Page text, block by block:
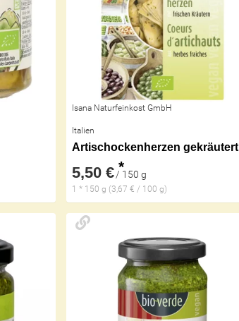
Isana Naturfeinkost GmbH
Italien
Artischockenherzen gekräutert
5,50 €*
/ 150 g
1 * 150 g (3,67 € / 100 g)